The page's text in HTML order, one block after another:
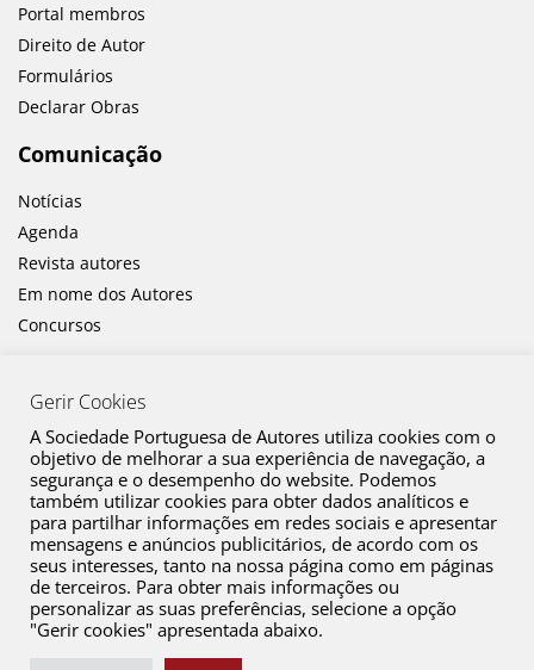
Portal membros
Direito de Autor
Formulários
Declarar Obras
Comunicação
Notícias
Agenda
Revista autores
Em nome dos Autores
Concursos
Canal de Denúncia
Plano de Prevenção de Riscos de Corrupção e Infrações Conexas
Política de Privacidade
Política de Cookies
Gerir Cookies
A Sociedade Portuguesa de Autores utiliza cookies com o
objetivo de melhorar a sua experiência de navegação, a
segurança e o desempenho do website. Podemos
também utilizar cookies para obter dados analíticos e
para partilhar informações em redes sociais e apresentar
mensagens e anúncios publicitários, de acordo com os
seus interesses, tanto na nossa página como em páginas
de terceiros. Para obter mais informações ou
personalizar as suas preferências, selecione a opção
"Gerir cookies" apresentada abaixo.